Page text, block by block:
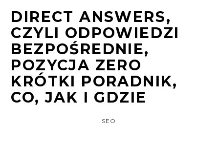
DIRECT ANSWERS,
CZYLI ODPOWIEDZI
BEZPOŚREDNIE,
POZYCJA ZERO
KRÓTKI PORADNIK,
CO, JAK I GDZIE
SEO